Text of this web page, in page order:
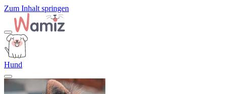
Zum Inhalt springen
Hund